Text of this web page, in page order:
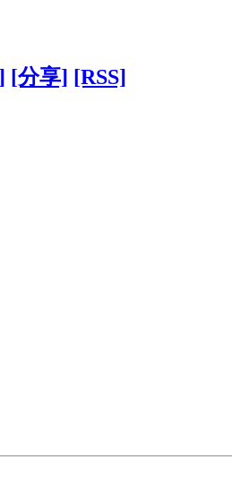
[分享] [RSS]